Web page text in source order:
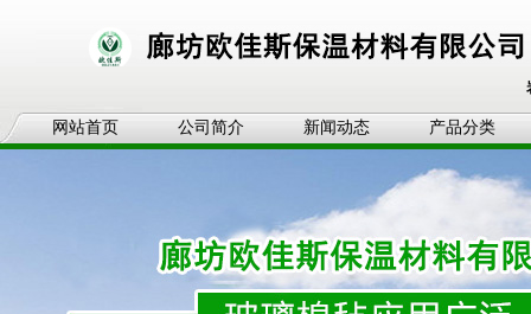
网站首页 公司简介 新闻动态 产品分类